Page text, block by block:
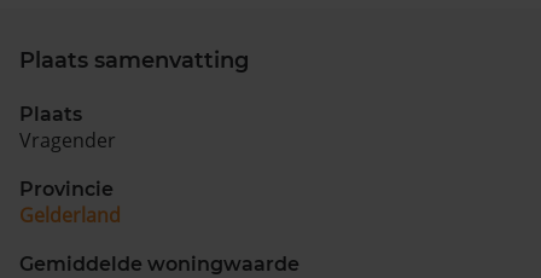
Zoek een woning
088 220 4200
Maandag t/m vrijdag - 08:00 -18:00
Plaats samenvatting
Plaats
Vragender
Provincie
Gelderland
Gemiddelde woningwaarde